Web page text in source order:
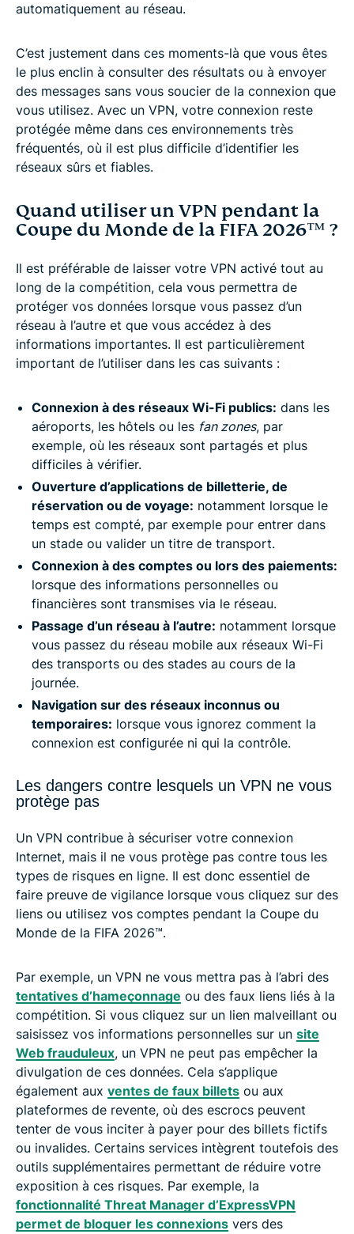
automatiquement au réseau.
C’est justement dans ces moments-là que vous êtes
le plus enclin à consulter des résultats ou à envoyer
des messages sans vous soucier de la connexion que
vous utilisez. Avec un VPN, votre connexion reste
protégée même dans ces environnements très
fréquentés, où il est plus difficile d’identifier les
réseaux sûrs et fiables.
Quand utiliser un VPN pendant la
Coupe du Monde de la FIFA 2026™️ ?
Il est préférable de laisser votre VPN activé tout au
long de la compétition, cela vous permettra de
protéger vos données lorsque vous passez d’un
réseau à l’autre et que vous accédez à des
informations importantes. Il est particulièrement
important de l’utiliser dans les cas suivants :
Connexion à des réseaux Wi-Fi publics: dans les
aéroports, les hôtels ou les fan zones, par
exemple, où les réseaux sont partagés et plus
difficiles à vérifier.
Ouverture d’applications de billetterie, de
réservation ou de voyage: notamment lorsque le
temps est compté, par exemple pour entrer dans
un stade ou valider un titre de transport.
Connexion à des comptes ou lors des paiements:
lorsque des informations personnelles ou
financières sont transmises via le réseau.
Passage d’un réseau à l’autre: notamment lorsque
vous passez du réseau mobile aux réseaux Wi-Fi
des transports ou des stades au cours de la
journée.
Navigation sur des réseaux inconnus ou
temporaires: lorsque vous ignorez comment la
connexion est configurée ni qui la contrôle.
Les dangers contre lesquels un VPN ne vous
protège pas
Un VPN contribue à sécuriser votre connexion
Internet, mais il ne vous protège pas contre tous les
types de risques en ligne. Il est donc essentiel de
faire preuve de vigilance lorsque vous cliquez sur des
liens ou utilisez vos comptes pendant la Coupe du
Monde de la FIFA 2026™️.
Par exemple, un VPN ne vous mettra pas à l’abri des
tentatives d’hameçonnage ou des faux liens liés à la
compétition. Si vous cliquez sur un lien malveillant ou
saisissez vos informations personnelles sur un site
Web frauduleux, un VPN ne peut pas empêcher la
divulgation de ces données. Cela s’applique
également aux ventes de faux billets ou aux
plateformes de revente, où des escrocs peuvent
tenter de vous inciter à payer pour des billets fictifs
ou invalides. Certains services intègrent toutefois des
outils supplémentaires permettant de réduire votre
exposition à ces risques. Par exemple, la
fonctionnalité Threat Manager d’ExpressVPN
permet de bloquer les connexions vers des